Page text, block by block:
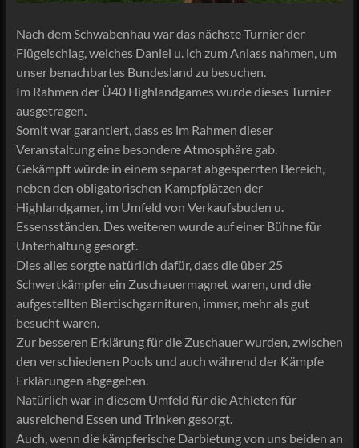
Nach dem Schwabenhau war das nächste Turnier der
Flügelschlag, welches Daniel u. ich zum Anlass nahmen, um
unser benachbartes Bundesland zu besuchen.
Im Rahmen der Ü40 Highlandgames wurde dieses Turnier
ausgetragen.
Somit war garantiert, dass es im Rahmen dieser
Veranstaltung eine besondere Atmosphäre gab.
Gekämpft würde in einem separat abgesperrten Bereich,
neben den obligatorischen Kampfplätzen der
Highlandgamer, im Umfeld von Verkaufsbuden u.
Essensständen. Des weiteren wurde auf einer Bühne für
Unterhaltung gesorgt.
Dies alles sorgte natürlich dafür, dass die über 25
Schwertkämpfer ein Zuschauermagnet waren, und die
aufgestellten Biertischgarnituren, immer, mehr als gut
besucht waren.
Zur besseren Erklärung für die Zuschauer wurden, zwischen
den verschiedenen Pools und auch während der Kämpfe
Erklärungen abgegeben.
Natürlich war in diesem Umfeld für die Athleten für
ausreichend Essen und Trinken gesorgt.
Auch, wenn die kämpferische Darbietung von uns beiden an